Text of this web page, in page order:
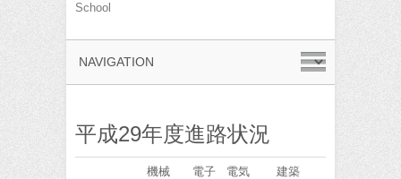
School
平成29年度進路状況
機械
電子
電気 建築